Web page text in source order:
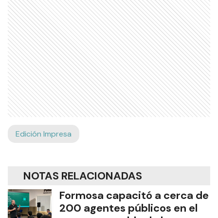
Edición Impresa
NOTAS RELACIONADAS
Formosa capacitó a cerca de
200 agentes públicos en el